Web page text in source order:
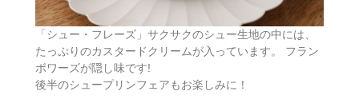
「シュー・フレーズ」サクサクのシュー生地の中には、
たっぷりのカスタードクリームが入っています。 フラン
ボワーズが隠し味です!
後半のシュープリンフェアもお楽しみに！